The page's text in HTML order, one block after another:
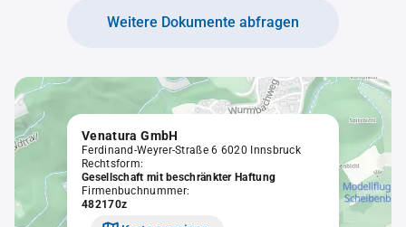
Weitere Dokumente abfragen
Venatura GmbH
Ferdinand-Weyrer-Straße 6 6020 Innsbruck
Rechtsform:
Gesellschaft mit beschränkter Haftung
Firmenbuchnummer:
482170z